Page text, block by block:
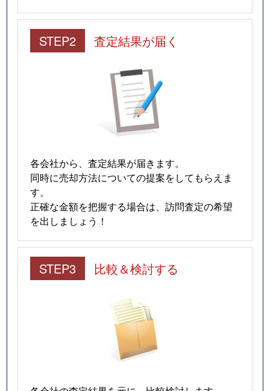
STEP2 査定結果が届く
各会社から、査定結果が届きます。
同時に売却方法についての提案をしてもらえま
す。
正確な金額を把握する場合は、訪問査定の希望
を出しましょう！
STEP3 比較＆検討する